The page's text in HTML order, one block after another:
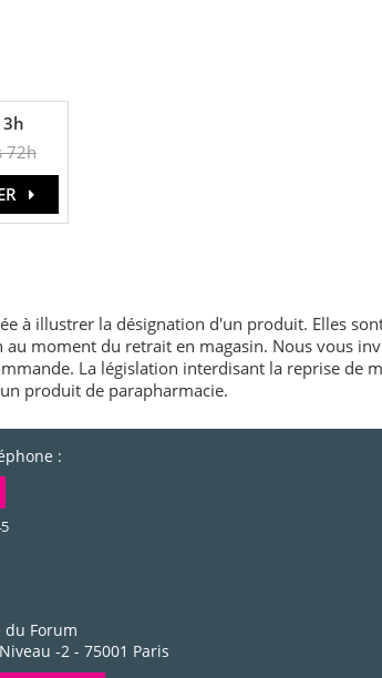
72h
à illustrer la désignation d'un produit. Elles
moment du retrait en magasin. Nous vous
La législation interdisant la reprise de
produit de parapharmacie.
:
du Forum
-2 - 75001 Paris